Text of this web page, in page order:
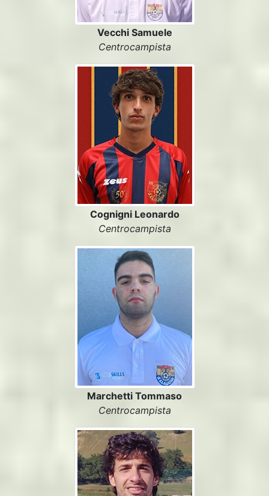
Vecchi Samuele
Centrocampista
Cognigni Leonardo
Centrocampista
Marchetti Tommaso
Centrocampista